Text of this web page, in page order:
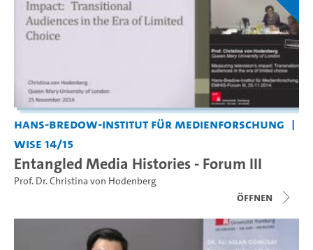
Hans-Bredow-Institut für Medienforschung
WiSe 14/15
Entangled Media Histories - Forum III
Prof. Dr. Christina von Hodenberg
Öffnen